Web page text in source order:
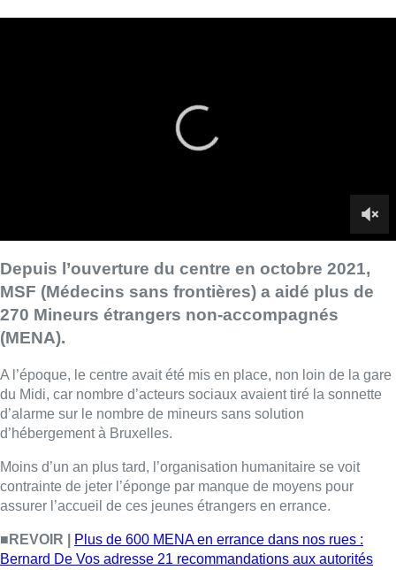
A l’époque, le centre avait été mis en place, non loin de la gare
du Midi, car nombre d’acteurs sociaux avaient tiré la sonnette
assurer l’accueil de ces jeunes étrangers en errance.
■REVOIR |Plus de 600 MENA en errance dans nos rues :
Bernard De Vos adresse 21 recommandations aux autorités
(27 juin 2022)
Une partie d’entre eux seront réorientés vers d’autres structures
bruxelloises, mais une centaine de ces mineurs risquent de se
retrouver à la rue. Du côté du cabinet de la secrétaire d’Etat à
l’Asile et la migration, Nicole de Moor (CD&V), on assure que
septembre. Les jeunes sont invités à se diriger vers les
structures d’accueil de Fedasil.
Carpiaux.